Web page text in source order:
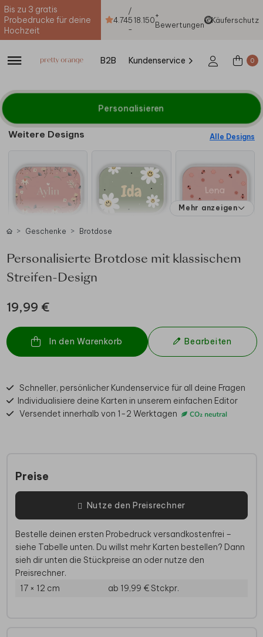
Bis zu 3 gratis
Probedrucke für deine
Hochzeit
4.74
/
5
-
18.150+
Bewertungen
Käuferschutz
B2B Kundenservice 0
Personalisieren
Weitere Designs Alle Designs
Mehr anzeigen
Geschenke Brotdose
Personalisierte Brotdose mit klassischem
Streifen-Design
19,99 €
In den Warenkorb Bearbeiten
Schneller, persönlicher Kundenservice für all deine Fragen
Individualisiere deine Karten in unserem einfachen Editor
Versendet innerhalb von 1-2 Werktagen
Preise
Nutze den Preisrechner
Bestelle deinen ersten Probedruck versandkostenfrei –
siehe Tabelle unten. Du willst mehr Karten bestellen? Dann
sieh dir unten die Stückpreise an oder nutze den
Preisrechner.
17 × 12 cm
ab 19,99 €Stckpr.